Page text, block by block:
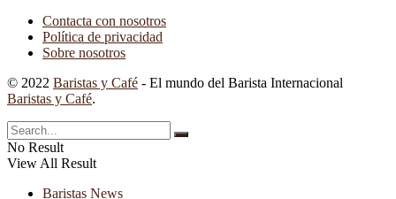
Contacta con nosotros
Política de privacidad
Sobre nosotros
© 2022 Baristas y Café - El mundo del Barista Internacional
Baristas y Café.
No Result
View All Result
Baristas News